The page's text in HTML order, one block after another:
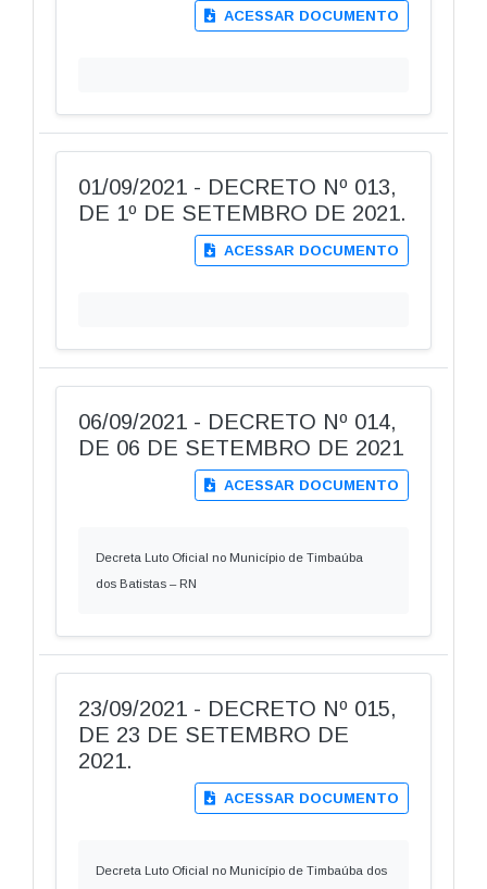
ACESSAR DOCUMENTO
01/09/2021 - DECRETO Nº 013,
DE 1º DE SETEMBRO DE 2021.
ACESSAR DOCUMENTO
06/09/2021 - DECRETO Nº 014,
DE 06 DE SETEMBRO DE 2021
ACESSAR DOCUMENTO
Decreta Luto Oficial no Município de Timbaúba
dos Batistas – RN
23/09/2021 - DECRETO Nº 015,
DE 23 DE SETEMBRO DE
2021.
ACESSAR DOCUMENTO
Decreta Luto Oficial no Município de Timbaúba dos